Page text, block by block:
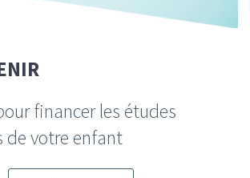
financer les études
de votre enfant